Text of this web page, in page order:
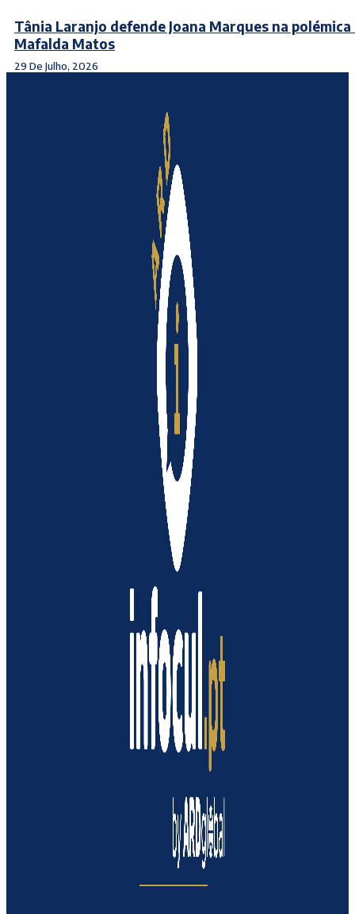
Tânia Laranjo defende Joana Marques na polémica
Mafalda Matos
29 De Julho, 2026